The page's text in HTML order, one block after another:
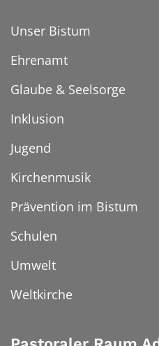
Unser Bistum
Ehrenamt
Glaube & Seelsorge
Inklusion
Jugend
Kirchenmusik
Prävention im Bistum
Schulen
Umwelt
Weltkirche